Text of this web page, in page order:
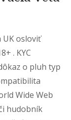
UK osloviť
. KYC
o pluh typ
Wide Web
hudobník